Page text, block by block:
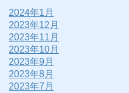
2024年1月
2023年12月
2023年11月
2023年10月
2023年9月
2023年8月
2023年7月